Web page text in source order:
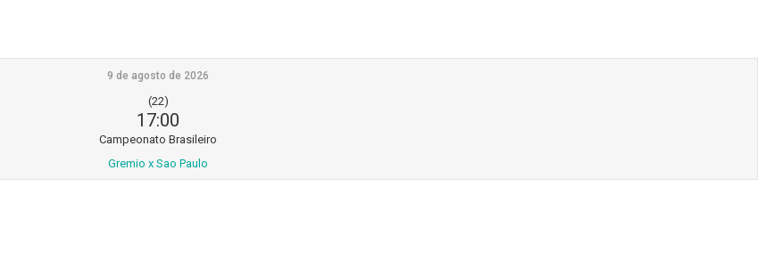
9 de agosto de 2026
(22)
17:00
Campeonato Brasileiro
Gremio x Sao Paulo